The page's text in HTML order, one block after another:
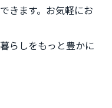
きます。お気軽にお
らしをもっと豊かに